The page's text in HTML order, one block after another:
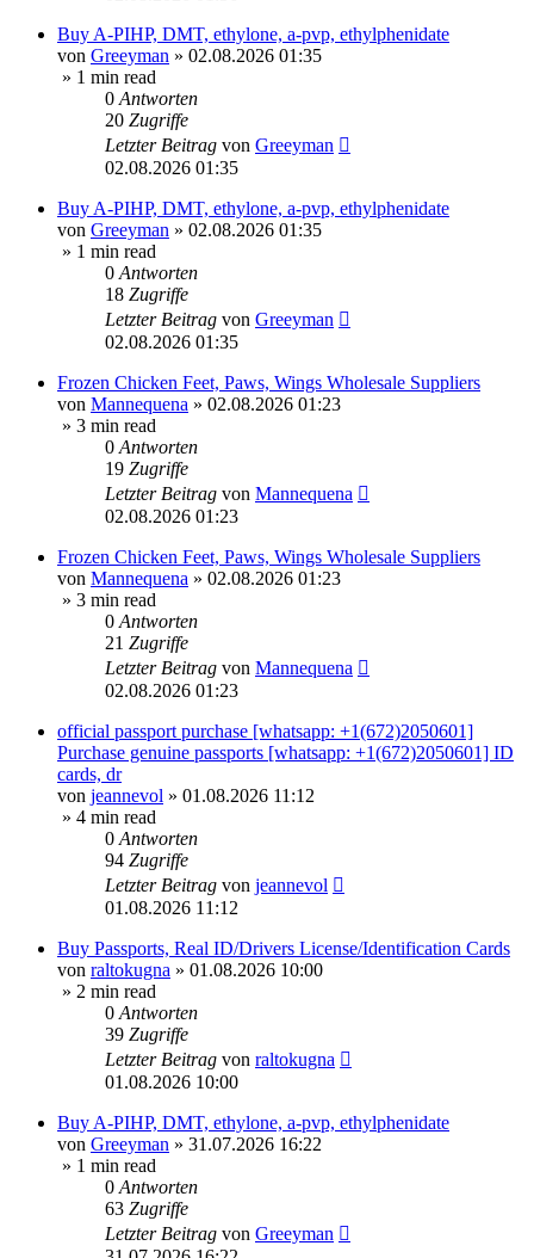
Buy A-PIHP, DMT, ethylone, a-pvp, ethylphenidate
von Greeyman » 02.08.2026 01:35
» 1 min read
0 Antworten
20 Zugriffe
Letzter Beitrag von Greeyman
02.08.2026 01:35
Buy A-PIHP, DMT, ethylone, a-pvp, ethylphenidate
von Greeyman » 02.08.2026 01:35
» 1 min read
0 Antworten
18 Zugriffe
Letzter Beitrag von Greeyman
02.08.2026 01:35
Frozen Chicken Feet, Paws, Wings Wholesale Suppliers
von Mannequena » 02.08.2026 01:23
» 3 min read
0 Antworten
19 Zugriffe
Letzter Beitrag von Mannequena
02.08.2026 01:23
Frozen Chicken Feet, Paws, Wings Wholesale Suppliers
von Mannequena » 02.08.2026 01:23
» 3 min read
0 Antworten
21 Zugriffe
Letzter Beitrag von Mannequena
02.08.2026 01:23
official passport purchase [whatsapp: +1(672)2050601]
Purchase genuine passports [whatsapp: +1(672)2050601] ID
cards, dr
von jeannevol » 01.08.2026 11:12
» 4 min read
0 Antworten
94 Zugriffe
Letzter Beitrag von jeannevol
01.08.2026 11:12
Buy Passports, Real ID/Drivers License/Identification Cards
von raltokugna » 01.08.2026 10:00
» 2 min read
0 Antworten
39 Zugriffe
Letzter Beitrag von raltokugna
01.08.2026 10:00
Buy A-PIHP, DMT, ethylone, a-pvp, ethylphenidate
von Greeyman » 31.07.2026 16:22
» 1 min read
0 Antworten
63 Zugriffe
Letzter Beitrag von Greeyman